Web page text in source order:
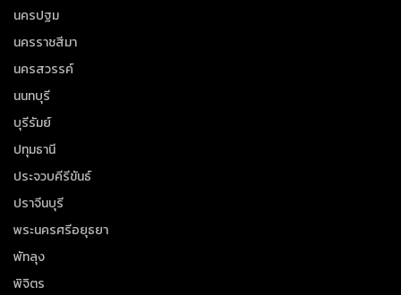
นครปฐม
นครราชสีมา
นครสวรรค์
นนทบุรี
บุรีรัมย์
ปทุมธานี
ประจวบคีรีขันธ์
ปราจีนบุรี
พระนครศรีอยุธยา
พัทลุง
พิจิตร